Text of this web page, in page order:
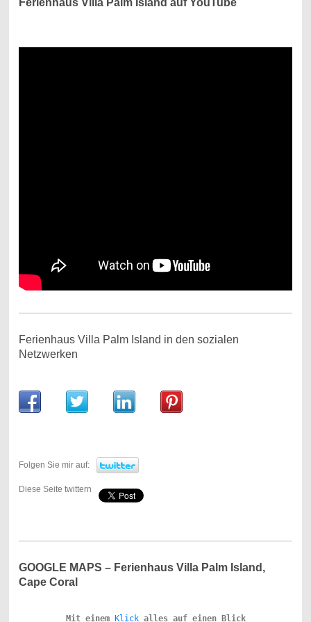
Ferienhaus Villa Palm Island auf YouTube
Ferienhaus Villa Palm Island in den sozialen
Netzwerken
Folgen Sie mir auf:
Diese Seite twittern
GOOGLE MAPS – Ferienhaus Villa Palm Island,
Cape Coral
Mit einem Klick alles auf einen Blick